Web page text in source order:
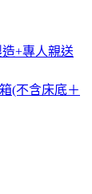
+專人親送
(不含床底＋